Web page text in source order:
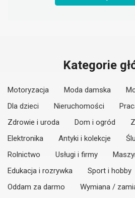
Kategorie
Motoryzacja Moda damska
Dla dzieci
Nieruchomości
Zdrowie i uroda
Dom i ogród
Elektronika
Antyki i kolekcje
Rolnictwo
Usługi i firmy
Edukacja i rozrywka
Sport i hobby
Oddam za darmo
Wymiana /